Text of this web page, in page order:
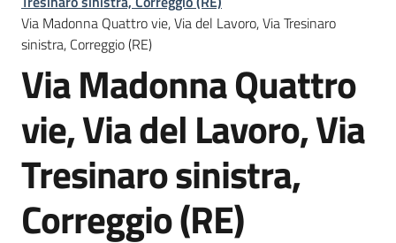
beni
Menu selezionato
piano
Le
politiche
fare
per
Via Madonna Quattro vie, Via del Lavoro, Via Tresinaro
sinistra, Correggio (RE)
Via Madonna Quattro
vie, Via del Lavoro, Via
Tresinaro sinistra,
Correggio (RE)